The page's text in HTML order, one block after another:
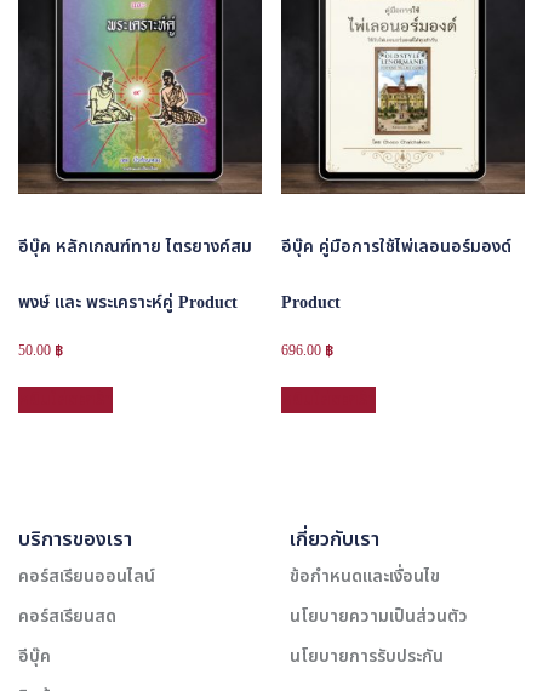
อีบุ๊ค หลักเกณฑ์ทาย ไตรยางค์สม
พงษ์ และ พระเคราะห์คู่ Product
50.00 ฿
อีบุ๊ค คู่มือการใช้ไพ่เลอนอร์มองด์
Product
696.00 ฿
บริการของเรา
คอร์สเรียนออนไลน์
คอร์สเรียนสด
อีบุ๊ค
เกี่ยวกับเรา
ข้อกำหนดและเงื่อนไข
นโยบายความเป็นส่วนตัว
นโยบายการรับประกัน